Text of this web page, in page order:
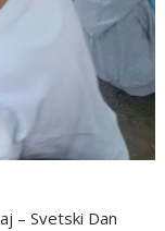
– Svetski Dan